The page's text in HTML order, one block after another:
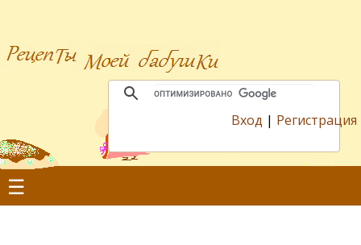
Вход | Регистрация
☰